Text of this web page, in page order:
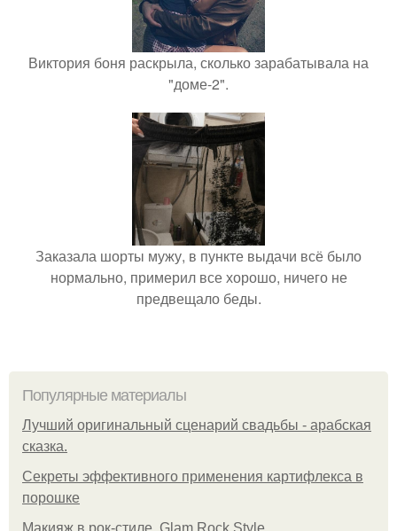
Виктория боня раскрыла, сколько зарабатывала на
"доме-2".
Заказала шорты мужу, в пункте выдачи всё было
нормально, примерил все хорошо, ничего не
предвещало беды.
Популярные материалы
Лучший оригинальный сценарий свадьбы - арабская
сказка.
Секреты эффективного применения картифлекса в
порошке
Макияж в рок-стиле. Glam Rock Style.